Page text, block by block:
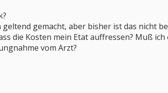
gemacht, aber bisher ist das nicht
die Kosten mein Etat auffressen? Muß
vom Arzt?